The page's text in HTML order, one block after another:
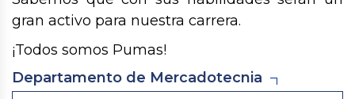
gran activo para nuestra carrera.
¡Todos somos Pumas!
Departamento de Mercadotecnia